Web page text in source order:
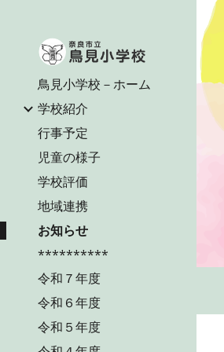
鳥見小学校－ホーム
学校紹介
行事予定
児童の様子
学校評価
地域連携
お知らせ
**********
令和７年度
令和６年度
令和５年度